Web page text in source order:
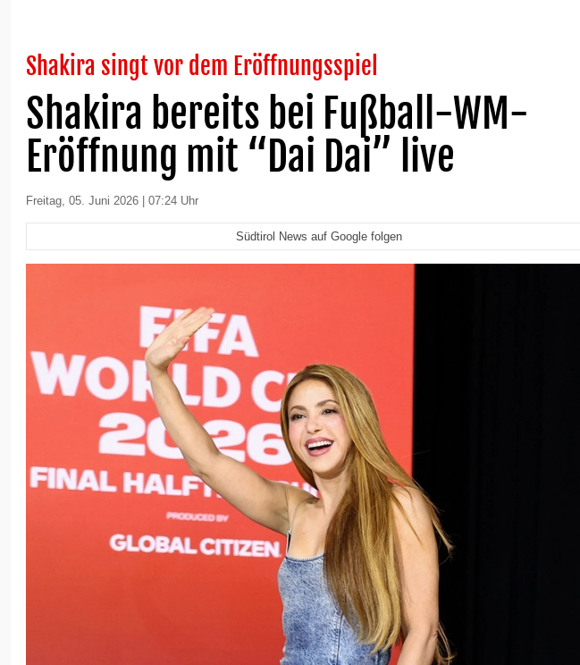
Shakira singt vor dem Eröffnungsspiel
Shakira bereits bei Fußball-WM-
Eröffnung mit “Dai Dai” live
Freitag, 05. Juni 2026 | 07:24 Uhr
Südtirol News auf Google folgen